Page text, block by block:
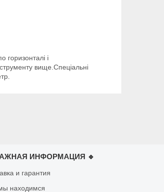
горизонталі і
вище.Спеціальні
ИНФОРМАЦИЯ 🔹
и гарантия
находимся